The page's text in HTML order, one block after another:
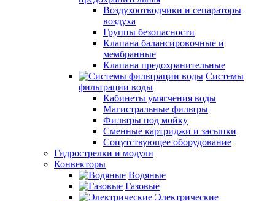
Воздухоотводчики и сепараторы
воздуха
Группы безопасности
Клапана балансировочные и
мембранные
Клапана предохранительные
Системы
фильтрации воды
Кабинеты умягчения воды
Магистральные фильтры
Фильтры под мойку
Сменные картриджи и засыпки
Сопутствующее оборудование
Гидрострелки и модули
Конвекторы
Водяные
Газовые
Электрические